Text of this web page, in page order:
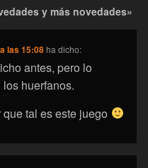
y más novedades»
las 15:08 ha dicho:
antes, pero lo
huerfanos.
tal es este juego